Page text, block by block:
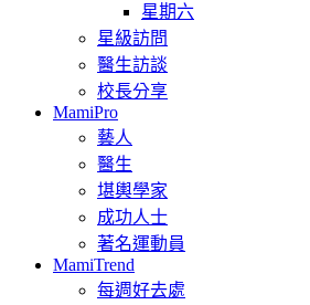
星期六
星級訪問
醫生訪談
校長分享
MamiPro
藝人
醫生
堪輿學家
成功人士
著名運動員
MamiTrend
每週好去處